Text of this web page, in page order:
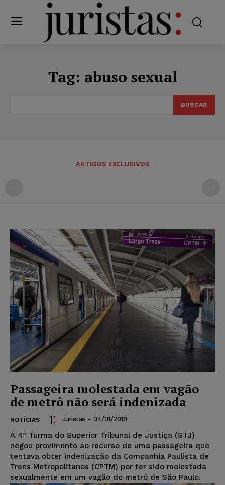
Tag: abuso sexual
BUSCAR
ARTIGOS EXCLUSIVOS
Passageira molestada em vagão
de metrô não será indenizada
NOTÍCIAS Juristas - 04/01/2019
A 4ª Turma do Superior Tribunal de Justiça (STJ)
negou provimento ao recurso de uma passageira que
tentava obter indenização da Companhia Paulista de
Trens Metropolitanos (CPTM) por ter sido molestada
sexualmente em um vagão do metrô de São Paulo.